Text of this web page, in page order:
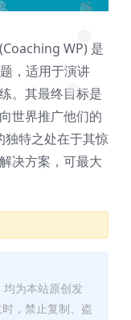
❅
❅
WP) 是
，适用于演讲
。其最终目标是
世界推广他们的
特之处在于其惊
决方案，可最大
为本站原创发
，禁止复制、盗